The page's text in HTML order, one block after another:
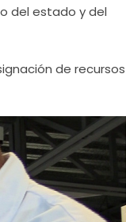
del estado y del
de recursos